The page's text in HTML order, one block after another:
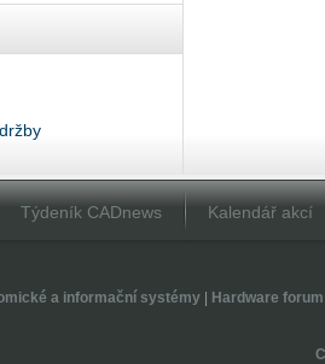
Týdeník CADnews Kalendář akcí
a informační systémy| Hardware forum